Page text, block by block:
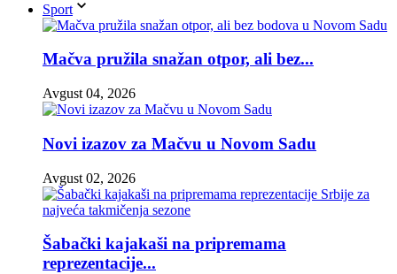
Sport
Mačva pružila snažan otpor, ali bez...
Avgust 04, 2026
Novi izazov za Mačvu u Novom Sadu
Avgust 02, 2026
Šabački kajakaši na pripremama
reprezentacije...